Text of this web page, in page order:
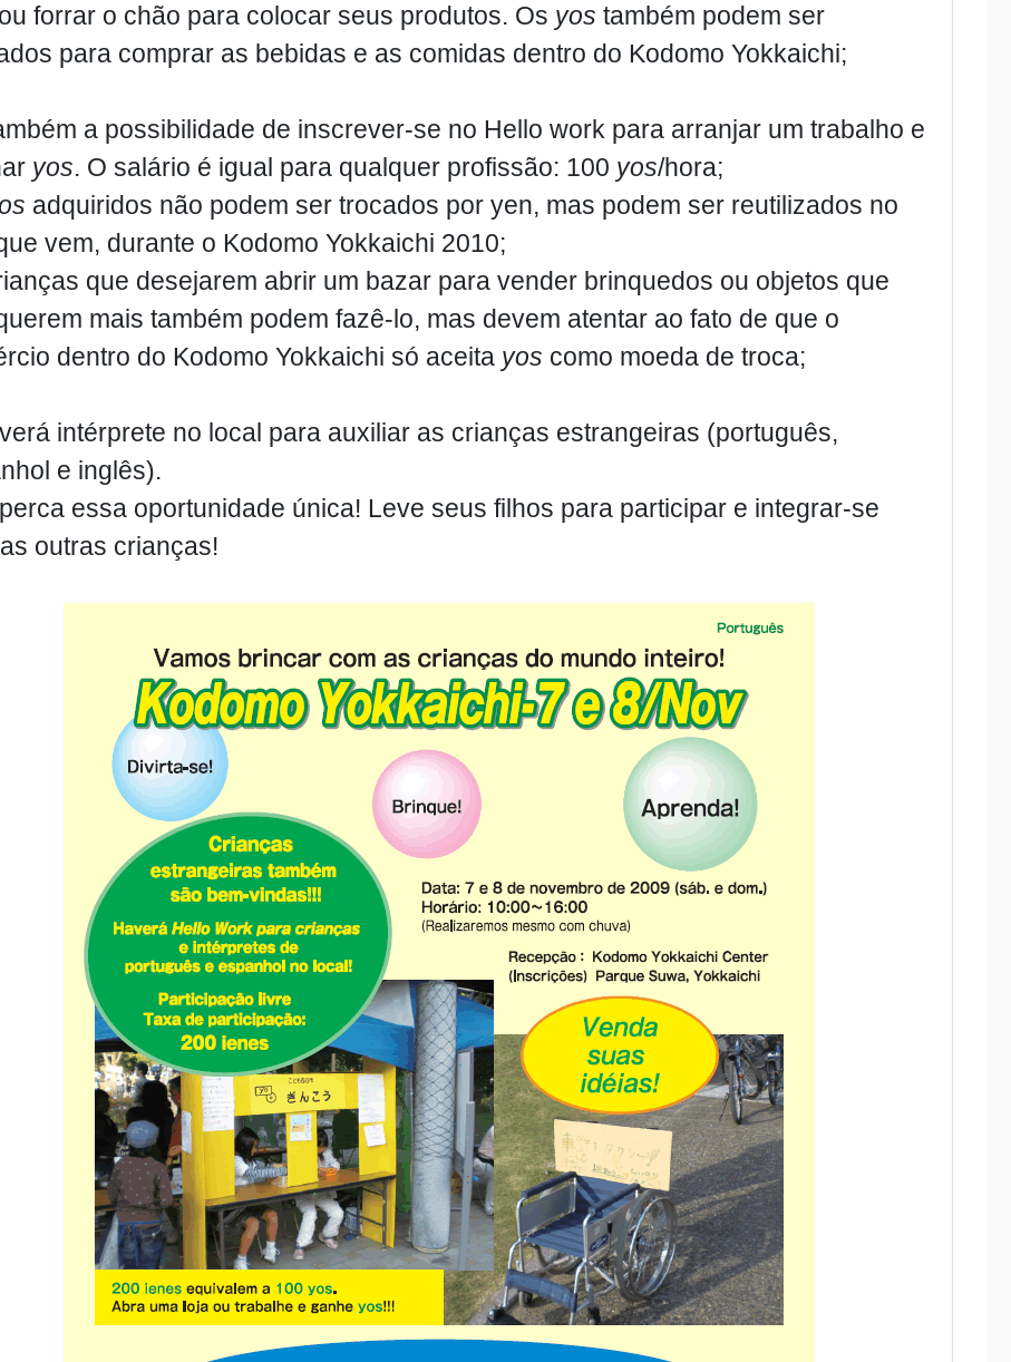
forrar o chão para colocar seus produtos. Os yos também podem ser
para comprar as bebidas e as comidas dentro do Kodomo Yokkaichi;
a possibilidade de inscrever-se no Hello work para arranjar um trabalho e
yos. O salário é igual para qualquer profissão: 100 yos/hora;
adquiridos não podem ser trocados por yen, mas podem ser reutilizados no
vem, durante o Kodomo Yokkaichi 2010;
que desejarem abrir um bazar para vender brinquedos ou objetos que
mais também podem fazê-lo, mas devem atentar ao fato de que o
dentro do Kodomo Yokkaichi só aceita yos como moeda de troca;
intérprete no local para auxiliar as crianças estrangeiras (português,
e inglês).
essa oportunidade única! Leve seus filhos para participar e integrar-se
outras crianças!